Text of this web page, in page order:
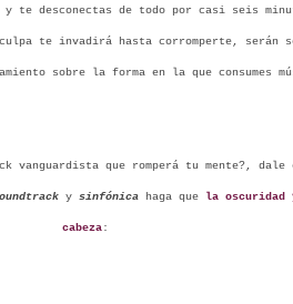
desconectas de todo por casi seis
te invadirá hasta corromperte, serán
sobre la forma en la que consumes
que romperá tu mente?, dale
y sinfónica haga que la oscuridad
cabeza: